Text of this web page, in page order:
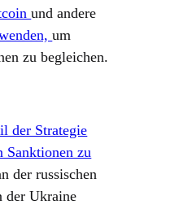
und andere
um
zu begleichen.
der Strategie
Sanktionen zu
der russischen
der Ukraine